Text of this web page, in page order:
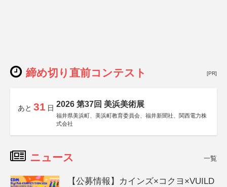
締め切り直前コンテスト [PR]
あと 31 日 2026 第37回 美浜美術展
福井県美浜町、美浜町教育委員会、福井新聞社、関西電力株
式会社
ニュース 一覧
【公募情報】カインズ×コクヨ×VUILD